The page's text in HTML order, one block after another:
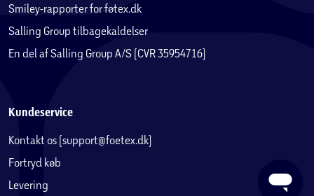
Smiley-rapporter for føtex.dk
Salling Group tilbagekaldelser
En del af Salling Group A/S (CVR 35954716)
Kundeservice
Kontakt os (support@foetex.dk)
Fortryd køb
Levering